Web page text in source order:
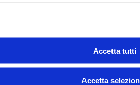
Accetta tutti
Accetta